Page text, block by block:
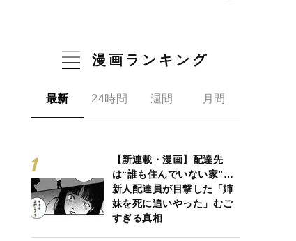
漫画ランキング
最新 24時間 週間 月間
【新連載・漫画】配達先
は“誰も住んでいない家”…
新人配達員が目撃した「姉
妹を死に追いやった」むご
すぎる真相